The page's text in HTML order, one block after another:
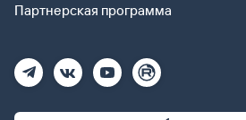
Партнерская программа